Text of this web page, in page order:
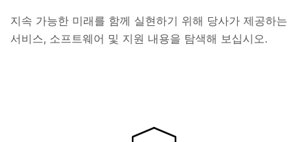
지속 가능한 미래를 함께 실현하기 위해 당사가 제공하는
서비스, 소프트웨어 및 지원 내용을 탐색해 보십시오.